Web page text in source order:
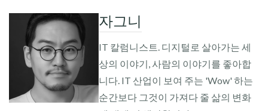
자그니
IT 칼럼니스트. 디지털로 살아가는 세
상의 이야기, 사람의 이야기를 좋아합
니다. IT 산업이 보여 주는 'Wow' 하는
순간보다 그것이 가져다 줄 삶의 변화